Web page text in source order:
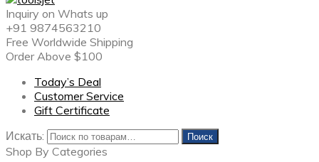
Inquiry on Whats up
+91 9874563210
Free Worldwide Shipping
Order Above $100
Today’s Deal
Customer Service
Gift Certificate
Искать:
Поиск
Shop By Categories